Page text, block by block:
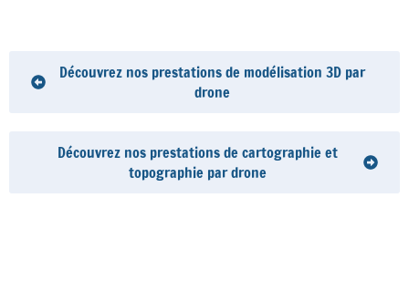
Découvrez nos prestations de modélisation 3D par
drone
Découvrez nos prestations de cartographie et
topographie par drone